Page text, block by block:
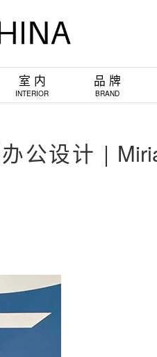
室 内
INTERIOR
品 牌
BRAND
公设计 |